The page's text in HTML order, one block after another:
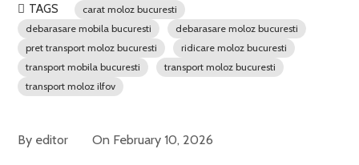
TAGS
carat moloz bucuresti
debarasare mobila bucuresti
debarasare moloz bucuresti
pret transport moloz bucuresti
ridicare moloz bucuresti
transport mobila bucuresti
transport moloz bucuresti
transport moloz ilfov
By editor On February 10, 2026